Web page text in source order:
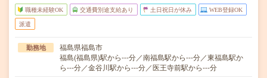
職種未経験OK 交通費別途支給あり 土日祝日が休み WEB登録OK
派遣
勤務地
福島県福島市
福島(福島県)駅から---分／南福島駅から---分／東福島駅か
ら---分／金谷川駅から---分／医王寺前駅から---分